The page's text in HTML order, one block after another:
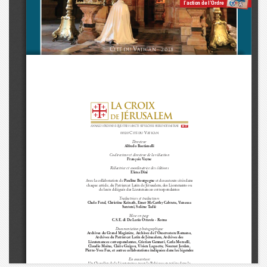
c ité du v atican - 2018
l’action de l’Ordre
Directeur
Alfredo Bastianelli
Co-directeur et directeur de la rédaction
François Vayne
Rédactrice et coordinatrice des éditions
Elena Dini
Avec la collaboration de Pauline Bourgogne et des auteurs cités dans
chaque article, du Patriarcat Latin de Jérusalem, des Lieutenants ou
de leurs délégués des Lieutenances correspondantes
Traductrices et traducteurs
Chelo Feral, Christine Keinath, Emer McCarthy Cabrera, Vanessa
Santoni, Solène Tadié
Mise en page
C.S.E. di De Lutio Ottavio - Roma
Documentation photographique
Archives du Grand Magistère, Archives de l’Osservatore Romano,
Archives du Patriarcat Latin de Jérusalem, Archives des
Lieutenances correspondantes, Cristian Gennari, Carla Morselli,
Claudio Maina, Claire Guigou, Vivien Laguette, Noursat Jordan,
Pierre-Yves Fux, et autres collaborations indiquées dans les légendes
En couverture
Un Chevalier de la Lieutenance pour la Belgique en prière dans la
00120 C ité du v atican
la croix
de jérusalem
annales ordinis equestris sancti sepulcHri hierosolymitani 2017